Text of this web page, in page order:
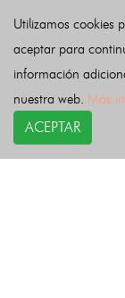
Utilizamos cookies
aceptar para
información
nuestra web. Más
ACEPTAR